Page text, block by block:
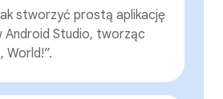
stworzyć prostą aplikację
Android Studio, tworząc
World!”.